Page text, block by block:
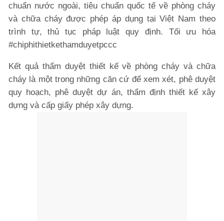
chuẩn nước ngoài, tiêu chuẩn quốc tế về phòng cháy
và chữa cháy được phép áp dụng tại Việt Nam theo
trình tự, thủ tục pháp luật quy định. Tối ưu hóa
#chiphithietkethamduyetpccc
Kết quả thẩm duyệt thiết kế về phòng cháy và chữa
cháy là một trong những căn cứ để xem xét, phê duyệt
quy hoạch, phê duyệt dự án, thẩm định thiết kế xây
dựng và cấp giấy phép xây dựng.